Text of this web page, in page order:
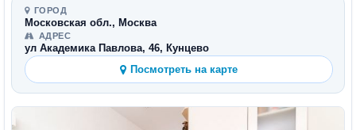
ГОРОД
Московская обл., Москва
АДРЕС
ул Академика Павлова, 46, Кунцево
Посмотреть на карте